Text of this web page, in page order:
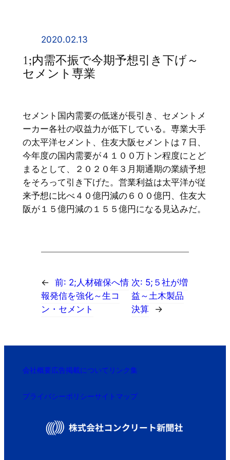
2020.02.13
1;内需不振で今期予想引き下げ～
セメント専業
セメント国内需要の低迷が長引き、セメントメ
ーカー各社の収益力が低下している。専業大手
の太平洋セメント、住友大阪セメントは７日、
今年度の国内需要が４１００万トン程度にとど
まるとして、２０２０年３月期通期の業績予想
をそろって引き下げた。営業利益は太平洋が従
来予想に比べ４０億円減の６００億円、住友大
阪が１５億円減の１５５億円になる見込みだ。
← 前: 2;人材確保へ情
報発信を強化～生コ
ン・セメント
次: 5;５社が増
益～土木製品
決算
→
会社概要広告掲載について リンク集
プライバシーポリシーサイトマップ